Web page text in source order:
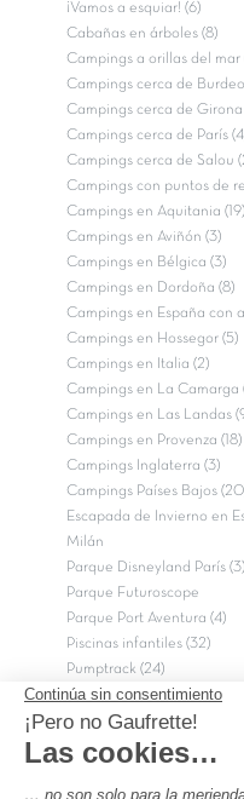
¡Vamos a esquiar! (6)
Cabañas en árboles (8)
Campings a orillas del mar
Campings cerca de
Campings cerca de Girona
Campings cerca de París
Campings cerca de Salou
Campings con puntos de
Campings en Aquitania (19)
Campings en Aviñón (3)
Campings en Bélgica (3)
Campings en Dordoña (8)
Campings en España con
Campings en Hossegor (5)
Campings en Italia (2)
Campings en La Camarga
Campings en Las Landas
Campings en Provenza (18)
Campings Inglaterra (3)
Campings Países Bajos
Escapada de Invierno en
Milán
Parque Disneyland París (3)
Parque Futuroscope
Parque Port Aventura (4)
Piscinas infantiles (32)
Pumptrack (24)
Puy du Fou (2)
Roma
Semana Santa (17)